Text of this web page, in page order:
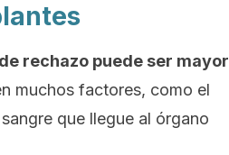
rechazo puede ser mayor
muchos factores, como el
que llegue al órgano